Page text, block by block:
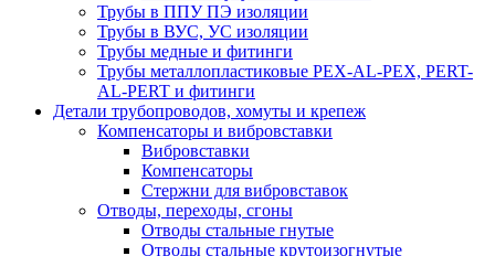
Трубы в ППУ ПЭ изоляции
Трубы в ВУС, УС изоляции
Трубы медные и фитинги
Трубы металлопластиковые PEX-AL-PEX, PERT-
AL-PERT и фитинги
Детали трубопроводов, хомуты и крепеж
Компенсаторы и вибровставки
Вибровставки
Компенсаторы
Стержни для вибровставок
Отводы, переходы, сгоны
Отводы стальные гнутые
Отводы стальные крутоизогнутые